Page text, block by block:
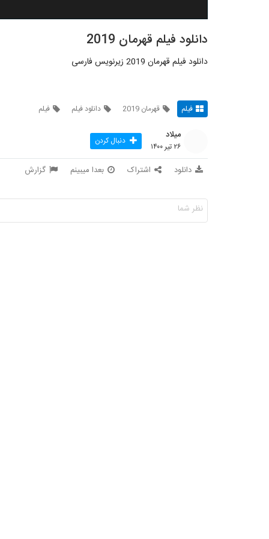
دانلود فیلم قهرمان 2019
دانلود فیلم قهرمان 2019 زیرنویس فارسی
فیلم قهرمان 2019 دانلود فیلم فیلم
میلاد
۲۶ تیر ۱۴۰۰ دنبال کردن
دانلود اشتراک بعدا میبینم گزارش